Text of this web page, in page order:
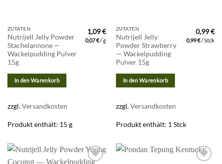
ZUTATEN
Nutrijell Jelly Powder
Stachelannone —
Wackelpudding Pulver
15g
1,09€
0,07€/g
In den Warenkorb
zzgl.Versandkosten
Produkt enthält: 15 g
ZUTATEN
Nutrijell Jelly
Powder Strawberry
— Wackelpudding
Pulver 15g
0,99€
0,99€/Stck
In den Warenkorb
zzgl.Versandkosten
Produkt enthält: 1 Stck